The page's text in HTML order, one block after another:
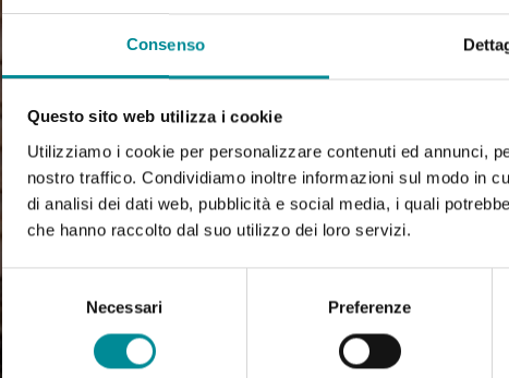
Consenso
Questo sito web utilizza i cookie
Utilizziamo i cookie per personalizzare contenuti ed annunci,
nostro traffico. Condividiamo inoltre informazioni sul modo in
di analisi dei dati web, pubblicità e social media, i quali
che hanno raccolto dal suo utilizzo dei loro servizi.
Selezione
consenso
Necessari Preferenze